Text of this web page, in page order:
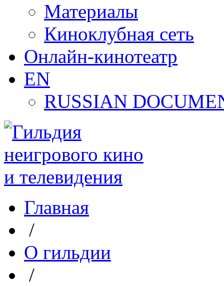
Материалы
Киноклубная сеть
Онлайн-кинотеатр
EN
RUSSIAN
Главная
/
О гильдии
/